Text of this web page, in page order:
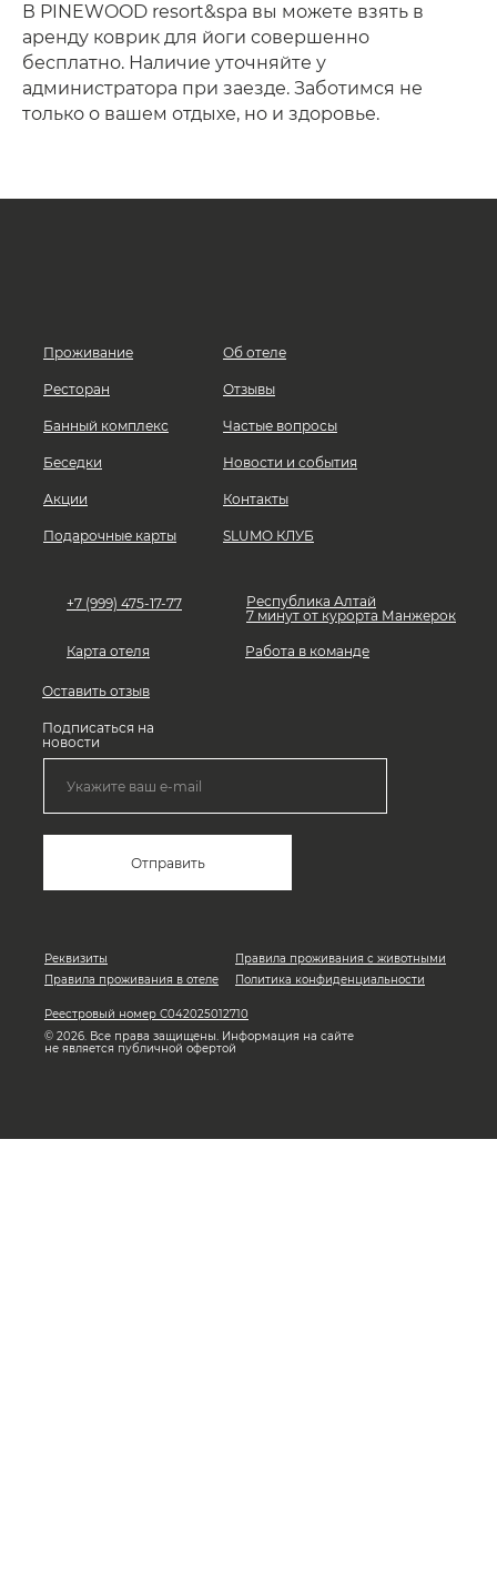
В PINEWOOD resort&spa вы можете взять в
аренду коврик для йоги совершенно
бесплатно. Наличие уточняйте у
администратора при заезде. Заботимся не
только о вашем отдыхе, но и здоровье.
© 2026. Все права защищены. Информация на сайте
не является публичной офертой
Отправить
Подписаться на
новости
Политика конфиденциальности
Правила проживания с животными
Правила проживания в отеле
Реквизиты
Проживание
Ресторан
Банный комплекс
Беседки
Акции
Реестровый номер С042025012710
Карта отеля
Республика Алтай
7 минут от курорта Манжерок
+7 (999) 475-17-77
Работа в команде
Об отеле
Отзывы
Частые вопросы
Подарочные карты
Контакты
SLUMO КЛУБ
Новости и события
Оставить отзыв